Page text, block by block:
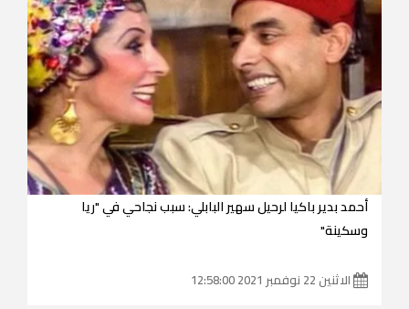
أحمد بدير باكيا لرحيل سهير البابلي: سبب نجاحي في "ريا
وسكينة"
الاثنين 22 نوفمبر 2021 12:58:00